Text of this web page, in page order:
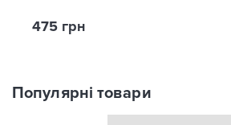
475 грн
Популярні товари